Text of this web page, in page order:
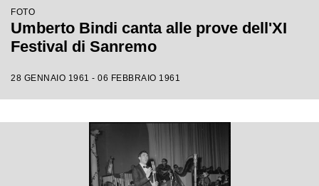
FOTO
Umberto Bindi canta alle prove dell'XI
Festival di Sanremo
28 GENNAIO 1961 - 06 FEBBRAIO 1961